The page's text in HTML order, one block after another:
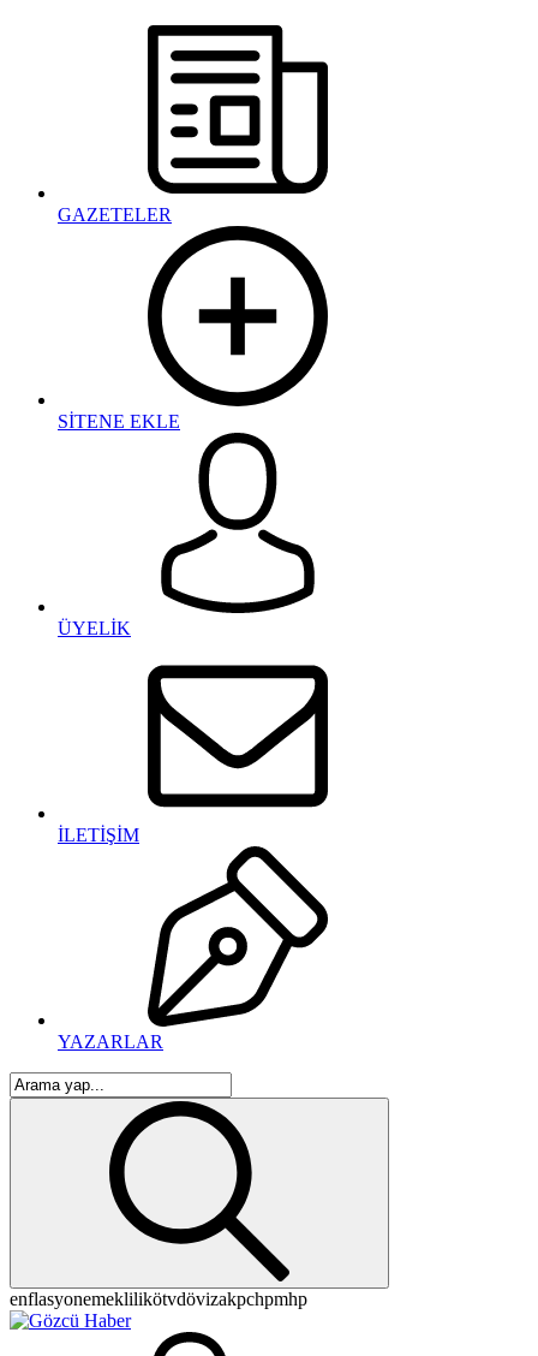
GAZETELER
SİTENE EKLE
ÜYELİK
İLETİŞİM
YAZARLAR
enflasyonemeklilikötvdövizakpchpmhp